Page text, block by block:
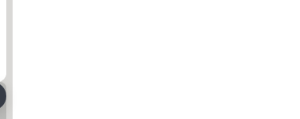
aos favoritos